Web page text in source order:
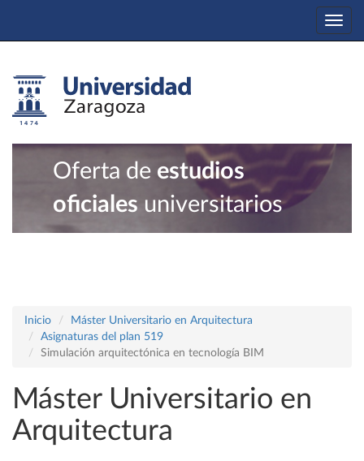
Oferta de estudios
oficiales universitarios
Inicio
Máster Universitario en Arquitectura
Asignaturas del plan 519
Simulación arquitectónica en tecnología BIM
Máster Universitario en
Arquitectura